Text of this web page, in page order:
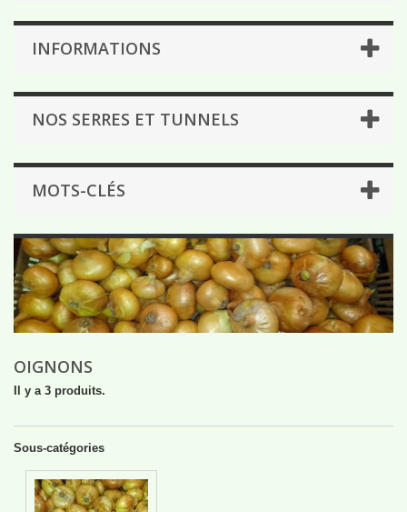
INFORMATIONS
NOS SERRES ET TUNNELS
MOTS-CLÉS
OIGNONS
Il y a 3 produits.
Sous-catégories